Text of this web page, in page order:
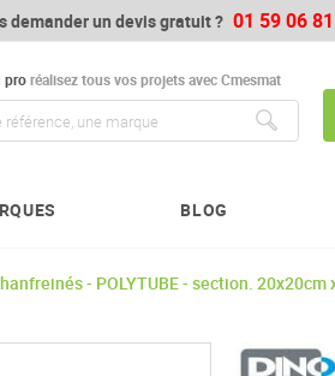
demander un devis gratuit ? 01 59 06
proréalisez tous vos projets avec Cmesmat
BLOG
- POLYTUBE - section. 20x20cm